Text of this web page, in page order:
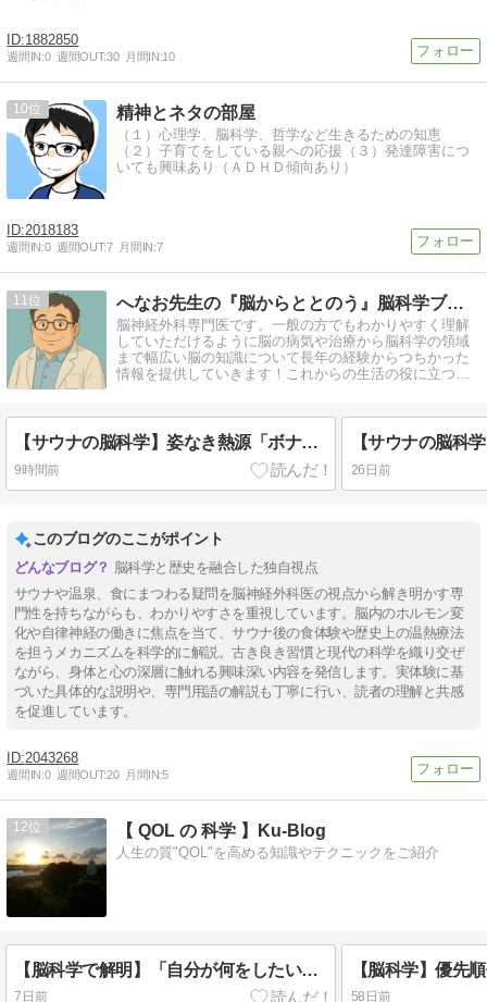
1882850
週間IN:0 週間OUT:30 月間IN:10
10 精神とネタの部屋
（１）心理学、脳科学、哲学など生きるための知恵
（２）子育てをしている親への応援（３）発達障害につ
いても興味あり（ＡＤＨＤ傾向あり）
2018183
週間IN:0 週間OUT:7 月間IN:7
11 へなお先生の『脳からととのう』脳科学ブログ
脳神経外科専門医です。一般の方でもわかりやすく理解
していただけるように脳の病気や治療から脳科学の領域
まで幅広い脳の知識について長年の経験からつちかった
情報を提供していきます！これからの生活の役に立つ知
【サウナの脳科学】姿なき熱源「ボナサウナ」の仕組みとは？尻焼き体験と脳内スパークを脳神経外科医が徹底解剖！
9時間前 26日前
このブログのここがポイント
脳科学と歴史を融合した独自視点
サウナや温泉、食にまつわる疑問を脳神経外科医の視点から解き明かす専
門性を持ちながらも、わかりやすさを重視しています。脳内のホルモン変
化や自律神経の働きに焦点を当て、サウナ後の食体験や歴史上の温熱療法
を担うメカニズムを科学的に解説。古き良き習慣と現代の科学を織り交ぜ
ながら、身体と心の深層に触れる興味深い内容を発信します。実体験に基
づいた具体的な説明や、専門用語の解説も丁寧に行い、読者の理解と共感
を促進しています。
2043268
週間IN:0 週間OUT:20 月間IN:5
12 【 QOL の 科学 】Ku-Blog
人生の質"QOL"を高める知識やテクニックをご紹介
【脳科学で解明】「自分が何をしたいかわからない」迷子から脱出する３つの言語化メソッド
7日前 58日前